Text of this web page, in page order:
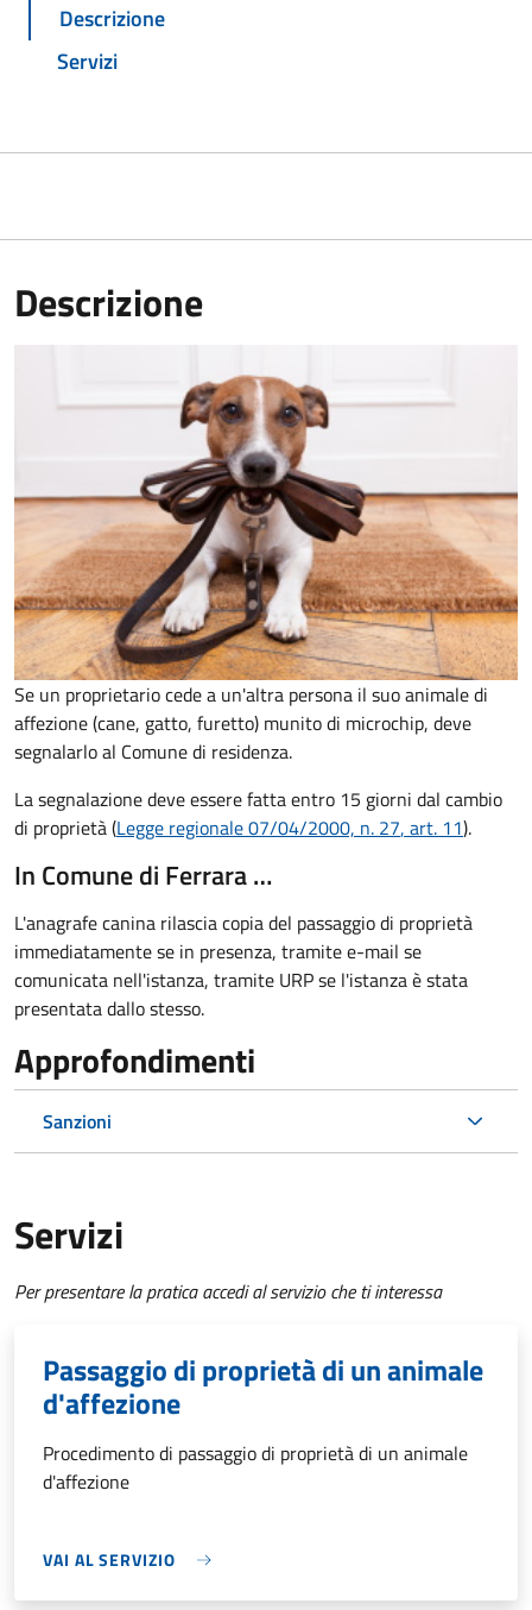
Descrizione
Servizi
Descrizione
Se un proprietario cede a un'altra persona il suo animale di
affezione (cane, gatto, furetto) munito di microchip, deve
segnalarlo al Comune di residenza.
La segnalazione deve essere fatta entro 15 giorni dal cambio
di proprietà (Legge regionale 07/04/2000, n. 27, art. 11).
In Comune di Ferrara …
L'anagrafe canina rilascia copia del passaggio di proprietà
immediatamente se in presenza, tramite e-mail se
comunicata nell'istanza, tramite URP se l'istanza è stata
presentata dallo stesso.
Approfondimenti
Sanzioni
Servizi
Per presentare la pratica accedi al servizio che ti interessa
Passaggio di proprietà di un animale
d'affezione
Procedimento di passaggio di proprietà di un animale
d'affezione
VAI AL SERVIZIO